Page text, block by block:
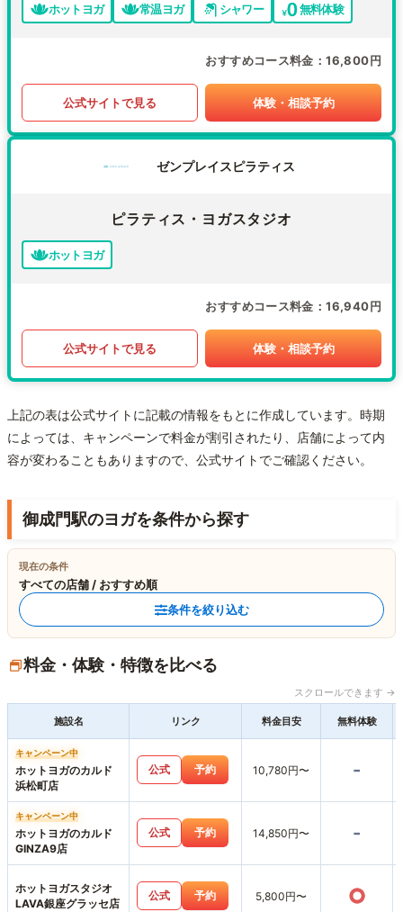
ホットヨガ 常温ヨガ シャワー 無料体験
おすすめコース料金 16,800円
公式サイトで見る 体験・相談予約
ゼンプレイスピラティス
ピラティス・ヨガスタジオ
ホットヨガ
おすすめコース料金 16,940円
公式サイトで見る 体験・相談予約
上記の表は公式サイトに記載の情報をもとに作成しています。時期
によっては、キャンペーンで料金が割引されたり、店舗によって内
容が変わることもありますので、公式サイトでご確認ください。
御成門駅のヨガを条件から探す
現在の条件
すべての店舗 / おすすめ順
条件を絞り込む
料金・体験・特徴を比べる
スクロールできます →
施設名 リンク 料金目安 無料体験
キャンペーン中
ホットヨガのカルド
浜松町店
公式 予約 10,780円〜 -
キャンペーン中
ホットヨガのカルド
GINZA9店
公式 予約 14,850円〜 -
ホットヨガスタジオ
LAVA銀座グラッセ店
公式 予約 5,800円〜 ○